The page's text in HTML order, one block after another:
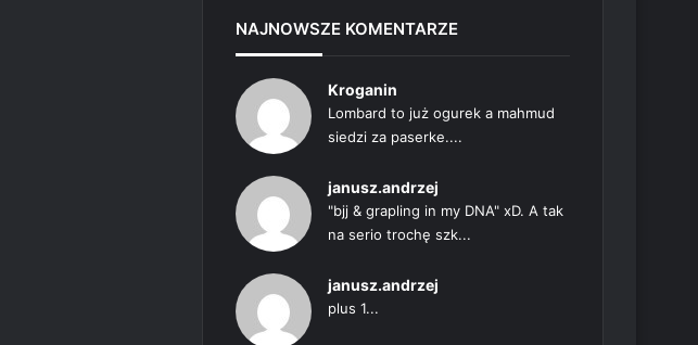
NAJNOWSZE KOMENTARZE
Kroganin
Lombard to już ogurek a mahmud
siedzi za paserke....
janusz.andrzej
"bjj & grapling in my DNA" xD. A tak
na serio trochę szk...
janusz.andrzej
plus 1...